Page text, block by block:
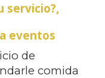
servicio?,
eventos
de
comida